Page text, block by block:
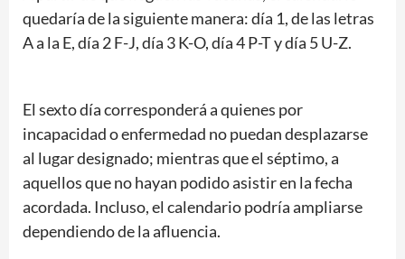
quedaría de la siguiente manera: día 1, de las letras
A a la E, día 2 F-J, día 3 K-O, día 4 P-T y día 5 U-Z.
El sexto día corresponderá a quienes por
incapacidad o enfermedad no puedan desplazarse
al lugar designado; mientras que el séptimo, a
aquellos que no hayan podido asistir en la fecha
acordada. Incluso, el calendario podría ampliarse
dependiendo de la afluencia.